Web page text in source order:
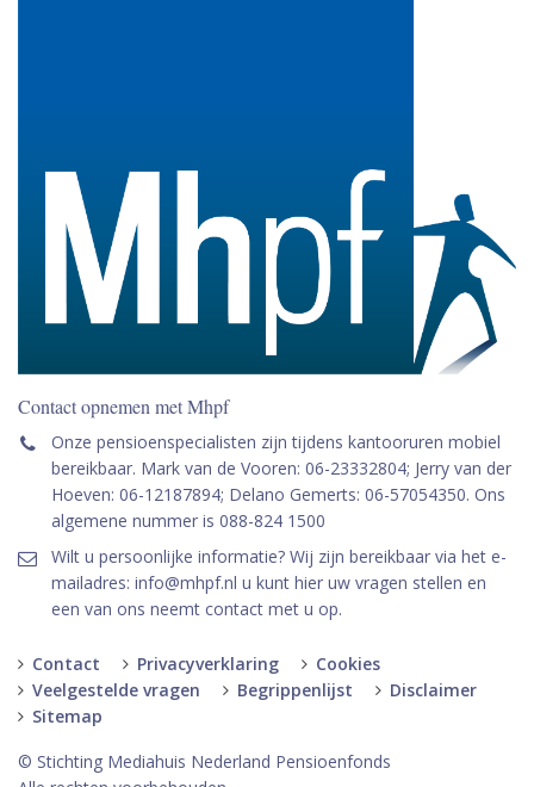
Contact opnemen met Mhpf
Onze pensioenspecialisten zijn tijdens kantooruren mobiel
bereikbaar. Mark van de Vooren: 06-23332804; Jerry van der
Hoeven: 06-12187894; Delano Gemerts: 06-57054350. Ons
algemene nummer is 088-824 1500
Wilt u persoonlijke informatie? Wij zijn bereikbaar via het e-
mailadres: info@mhpf.nl u kunt hier uw vragen stellen en
een van ons neemt contact met u op.
Contact Privacyverklaring
Cookies
Veelgestelde vragen
Begrippenlijst
Disclaimer
Sitemap
© Stichting Mediahuis Nederland Pensioenfonds